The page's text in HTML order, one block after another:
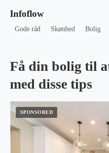
Infoflow
Gode råd Skønhed Bolig
Få din bolig til
med disse tips